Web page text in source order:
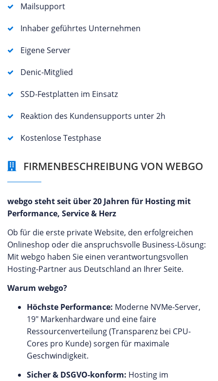
Mailsupport
Inhaber geführtes Unternehmen
Eigene Server
Denic-Mitglied
SSD-Festplatten im Einsatz
Reaktion des Kundensupports unter 2h
Kostenlose Testphase
FIRMENBESCHREIBUNG VON WEBGO
webgo steht seit über 20 Jahren für Hosting mit
Performance, Service & Herz
Ob für die erste private Website, den erfolgreichen
Onlineshop oder die anspruchsvolle Business-Lösung:
Mit webgo haben Sie einen verantwortungsvollen
Hosting-Partner aus Deutschland an Ihrer Seite.
Warum webgo?
Höchste Performance: Moderne NVMe-Server,
19" Markenhardware und eine faire
Ressourcenverteilung (Transparenz bei CPU-
Cores pro Kunde) sorgen für maximale
Geschwindigkeit.
Sicher & DSGVO-konform: Hosting im